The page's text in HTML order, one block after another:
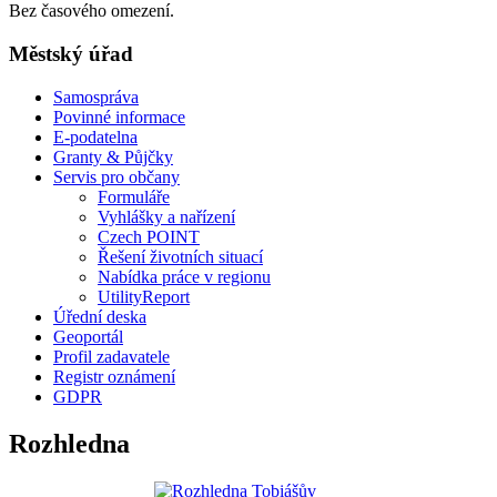
Bez časového omezení.
Městský úřad
Samospráva
Povinné informace
E-podatelna
Granty & Půjčky
Servis pro občany
Formuláře
Vyhlášky a nařízení
Czech POINT
Řešení životních situací
Nabídka práce v regionu
UtilityReport
Úřední deska
Geoportál
Profil zadavatele
Registr oznámení
GDPR
Rozhledna